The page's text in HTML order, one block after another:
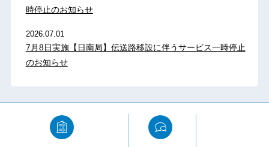
時停止のお知らせ
2026.07.01
7月8日実施【日南局】伝送路移設に伴うサービス一時停止
のお知らせ